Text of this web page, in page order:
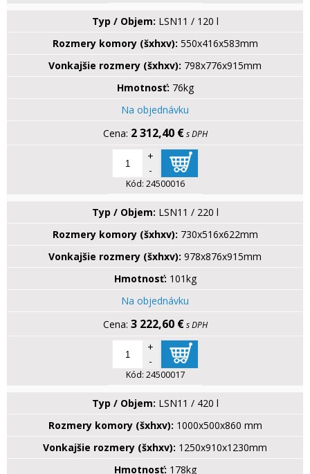
Typ / Objem: LSN11 / 120 l
Rozmery komory (šxhxv): 550x416x583mm
Vonkajšie rozmery (šxhxv): 798x776x915mm
Hmotnosť: 76kg
Na objednávku
2 312,40 € s DPH
+
-
Kód: 24500016
Typ / Objem: LSN11 / 220 l
Rozmery komory (šxhxv): 730x516x622mm
Vonkajšie rozmery (šxhxv): 978x876x915mm
Hmotnosť: 101kg
Na objednávku
3 222,60 € s DPH
+
-
Kód: 24500017
Typ / Objem: LSN11 / 420 l
Rozmery komory (šxhxv): 1000x500x860 mm
Vonkajšie rozmery (šxhxv): 1250x910x1230mm
Hmotnosť: 178kg